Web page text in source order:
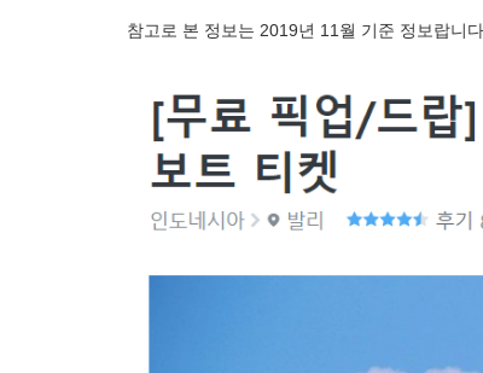
참고로 본 정보는 2019년 11월 기준 정보랍니다.